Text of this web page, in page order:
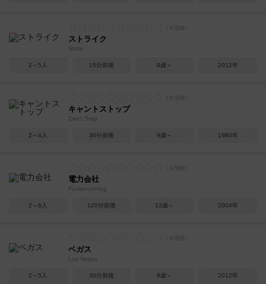
ストライク
Strike
2～5人 15分前後 8歳～ 2012年
キャントストップ
Can't Stop
2～4人 30分前後 9歳～ 1980年
電力会社
Funkenschlag
2～6人 120分前後 12歳～ 2004年
ベガス
Las Vegas
2～5人 30分前後 8歳～ 2012年